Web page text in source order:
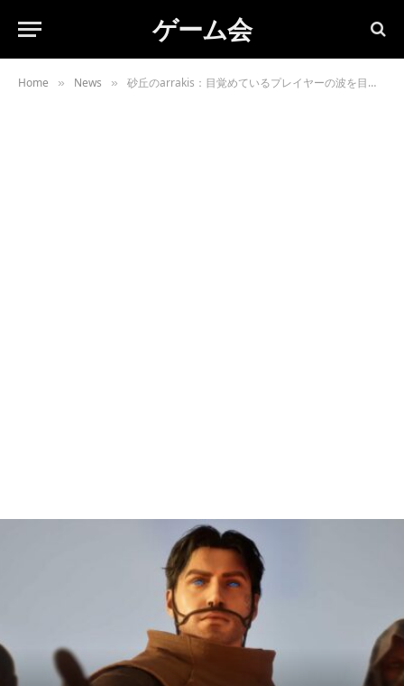
ゲーム会
Home » News » 砂丘のarrakis：目覚めているプレイヤーの波を目覚めさせます